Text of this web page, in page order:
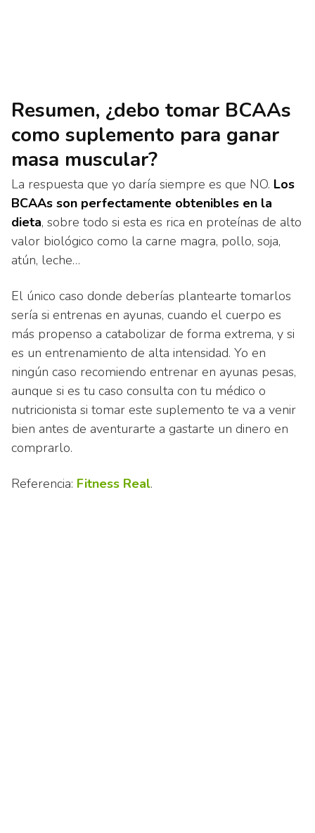
Resumen, ¿debo tomar BCAAs
como suplemento para ganar
masa muscular?
La respuesta que yo daría siempre es que NO. Los
BCAAs son perfectamente obtenibles en la
dieta, sobre todo si esta es rica en proteínas de alto
valor biológico como la carne magra, pollo, soja,
atún, leche…
El único caso donde deberías plantearte tomarlos
sería si entrenas en ayunas, cuando el cuerpo es
más propenso a catabolizar de forma extrema, y si
es un entrenamiento de alta intensidad. Yo en
ningún caso recomiendo entrenar en ayunas pesas,
aunque si es tu caso consulta con tu médico o
nutricionista si tomar este suplemento te va a venir
bien antes de aventurarte a gastarte un dinero en
comprarlo.
Referencia: Fitness Real.